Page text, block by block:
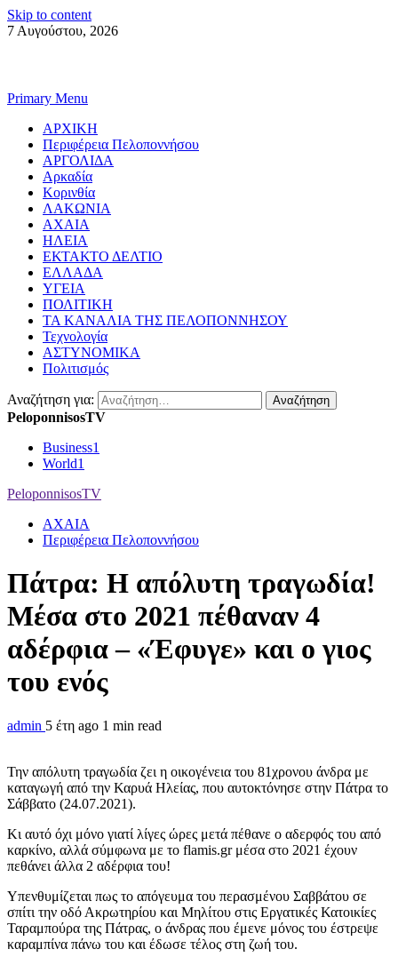
Skip to content
7 Αυγούστου, 2026
Primary Menu
ΑΡΧΙΚΗ
Περιφέρεια Πελοποννήσου
ΑΡΓΟΛΙΔΑ
Αρκαδία
Κορινθία
ΛΑΚΩΝΙΑ
ΑΧΑΙΑ
ΗΛΕΙΑ
ΕΚΤΑΚΤΟ ΔΕΛΤΙΟ
ΕΛΛΑΔΑ
ΥΓΕΙΑ
ΠΟΛΙΤΙΚΗ
ΤΑ ΚΑΝΑΛΙΑ ΤΗΣ ΠΕΛΟΠΟΝΝΗΣΟΥ
Τεχνολογία
ΑΣΤΥΝΟΜΙΚΑ
Πολιτισμός
Αναζήτηση για:
PeloponnisosTV
Business1
World1
PeloponnisosTV
ΑΧΑΙΑ
Περιφέρεια Πελοποννήσου
Πάτρα: Η απόλυτη τραγωδία!
Μέσα στο 2021 πέθαναν 4
αδέρφια – «Έφυγε» και ο γιος
του ενός
admin 5 έτη ago 1 min read
Την απόλυτη τραγωδία ζει η οικογένεια του 81χρονου άνδρα με
καταγωγή από την Καρυά Ηλείας, που αυτοκτόνησε στην Πάτρα το
Σάββατο (24.07.2021).
Κι αυτό όχι μόνο γιατί λίγες ώρες μετά πέθανε ο αδερφός του από
καρκίνο, αλλά σύμφωνα με το flamis.gr μέσα στο 2021 έχουν
πεθάνει άλλα 2 αδέρφια του!
Υπενθυμίζεται πως το απόγευμα του περασμένου Σαββάτου σε
σπίτι την οδό Ακρωτηρίου και Μηλίτου στις Εργατικές Κατοικίες
Ταραμπούρα της Πάτρας, ο άνδρας που έμενε μόνος του έστρεψε
καραμπίνα πάνω του και έδωσε τέλος στη ζωή του.